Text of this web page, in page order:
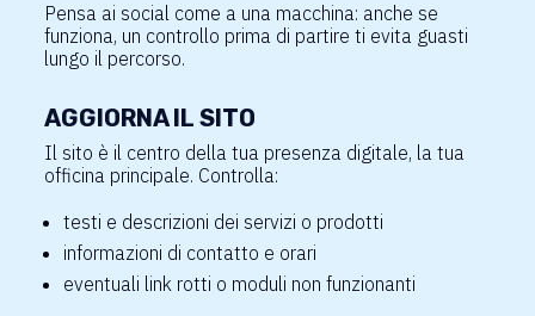
Pensa ai social come a una macchina: anche se
funziona, un controllo prima di partire ti evita guasti
lungo il percorso.
AGGIORNA IL SITO
Il sito è il centro della tua presenza digitale, la tua
officina principale. Controlla:
testi e descrizioni dei servizi o prodotti
informazioni di contatto e orari
eventuali link rotti o moduli non funzionanti